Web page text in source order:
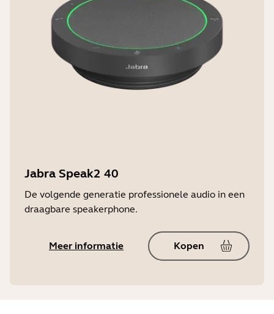
Jabra Speak2 40
De volgende generatie professionele audio in een
draagbare speakerphone.
Meer informatie Kopen